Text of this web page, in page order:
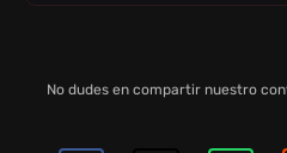
No dudes en compartir nuestro